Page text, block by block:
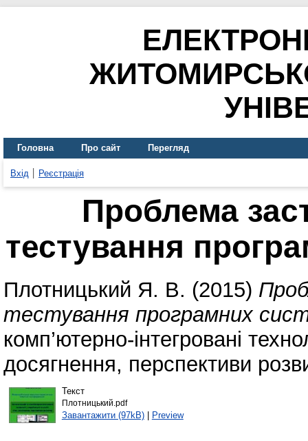
Головна Про сайт Перегляд
Вхід Реєстрація
Проблема
тестування
Плотницький Я. В. (2015)
тестування програмних
комп’ютерно-інтегровані
досягнення, перспективи
Текст
Плотницький.pdf
Завантажити (97kB)| Preview